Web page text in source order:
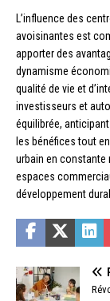
L’influence des
avoisinantes est
apporter des
dynamisme
qualité de vie et
investisseurs et
équilibrée,
les bénéfices tout
urbain en constante
espaces
développement